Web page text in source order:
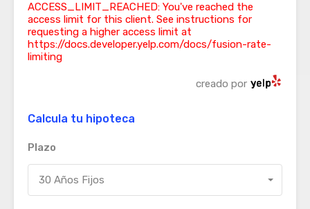
ACCESS_LIMIT_REACHED: You've reached the
access limit for this client. See instructions for
requesting a higher access limit at
https://docs.developer.yelp.com/docs/fusion-rate-
limiting
creado por
Calcula tu hipoteca
Plazo
30 Años Fijos